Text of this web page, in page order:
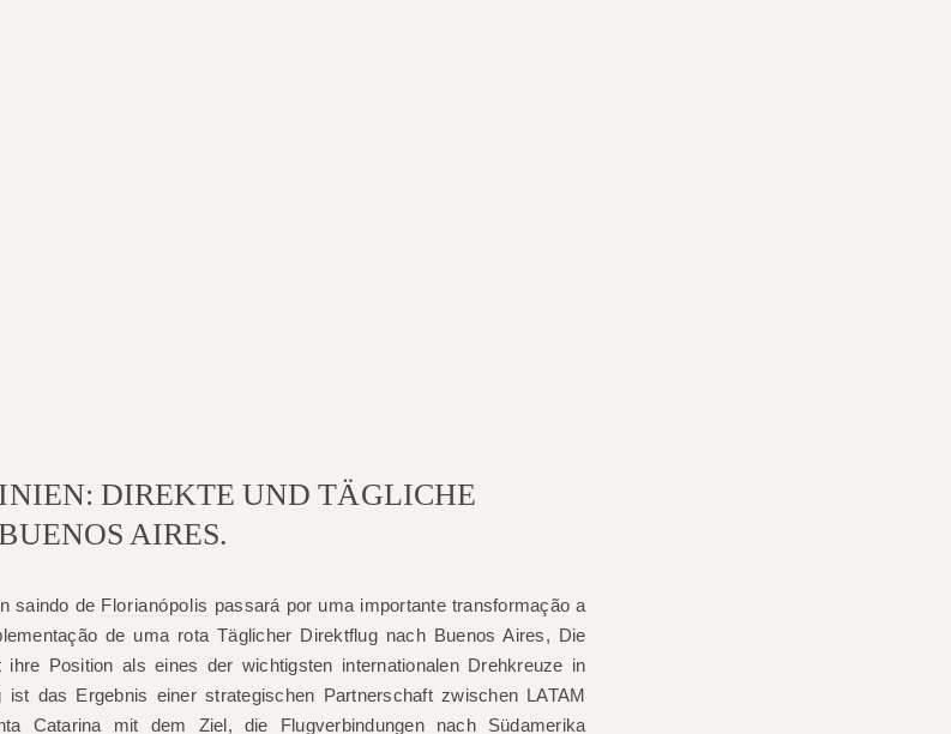
DIREKTE UND TÄGLICHE
AIRES.
saindo de Florianópolis passará por uma importante transformação a
de uma rotaTäglicher Direktflug nach Buenos Aires, Die
Position als eines der wichtigsten internationalen Drehkreuze in
ist das Ergebnis einer strategischen Partnerschaft zwischen LATAM
Catarina mit dem Ziel, die Flugverbindungen nach Südamerika